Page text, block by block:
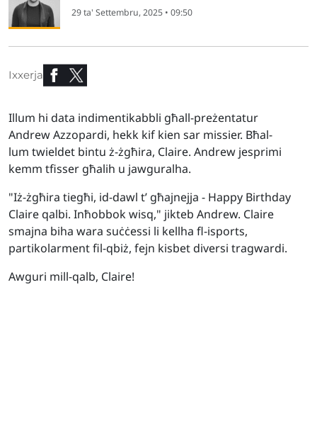
29 ta' Settembru, 2025 • 09:50
Ixxerja
Illum hi data indimentikabbli għall-preżentatur
Andrew Azzopardi, hekk kif kien sar missier. Bħal-
lum twieldet bintu ż-żgħira, Claire. Andrew jesprimi
kemm tfisser għalih u jawguralha.
"Iż-żgħira tiegħi, id-dawl t’ għajnejja - Happy Birthday
Claire qalbi. Inħobbok wisq," jikteb Andrew. Claire
smajna biha wara suċċessi li kellha fl-isports,
partikolarment fil-qbiż, fejn kisbet diversi tragwardi.
Awguri mill-qalb, Claire!